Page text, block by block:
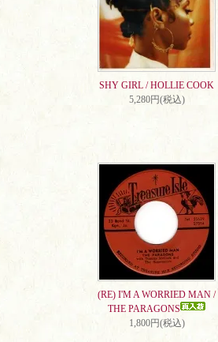
SHY GIRL / HOLLIE COOK
5,280円(税込)
(RE) I'M A WORRIED MAN /
THE PARAGONS
1,800円(税込)